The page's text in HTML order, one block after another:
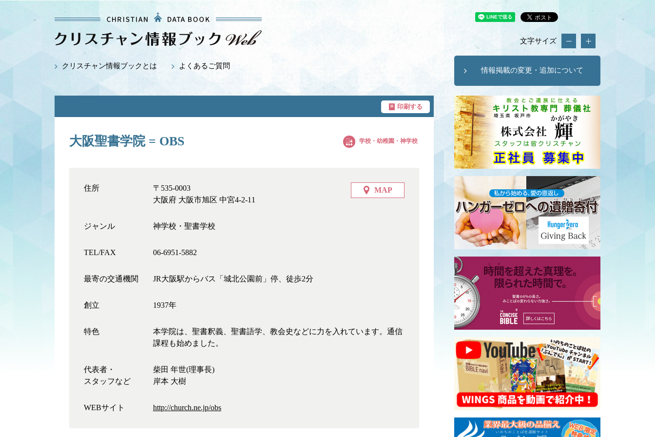
文字サイズ
情報掲載の変更・追加について
クリスチャン情報ブックとは よくあるご質問
印刷する
学校・幼稚園・神学校
大阪聖書学院 = OBS
住所 MAP
〒535-0003
大阪府 大阪市旭区 中宮4-2-11
ジャンル 神学校・聖書学校
TEL/FAX 06-6951-5882
最寄の交通機関 JR大阪駅からバス「城北公園前」停、徒歩2分
創立 1937年
特色
本学院は、聖書釈義、聖書語学、教会史などに力を入れています。通信
課程も始めました。
代表者・
スタッフなど
柴田 年世(理事長)
岸本 大樹
WEBサイト http://church.ne.jp/obs